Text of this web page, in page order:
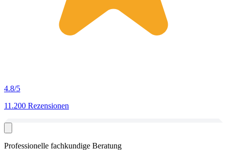
4.8/5
11.200 Rezensionen
Professionelle fachkundige Beratung